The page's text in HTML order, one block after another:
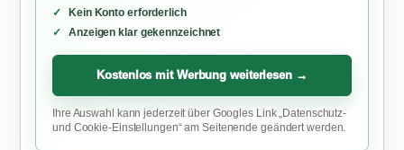
Kein Konto erforderlich
Anzeigen klar gekennzeichnet
Kostenlos mit Werbung weiterlesen →
Ihre Auswahl kann jederzeit über Googles Link „Datenschutz-
und Cookie-Einstellungen“ am Seitenende geändert werden.